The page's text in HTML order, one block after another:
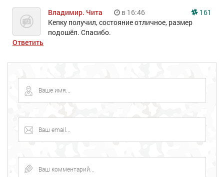
Владимир. Чита в 16:46
161
Кепку получил, состояние отличное, размер
подошёл. Спасибо.
Ответить